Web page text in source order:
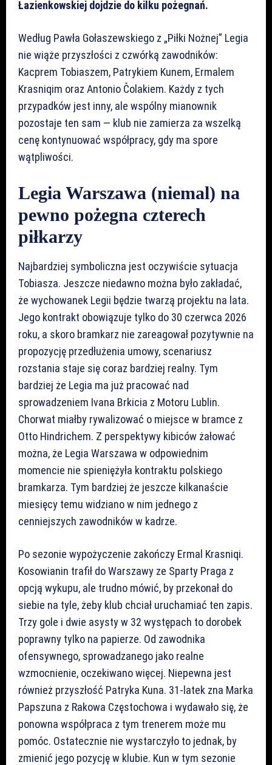
Łazienkowskiej dojdzie do kilku pożegnań.
Według Pawła Gołaszewskiego z „Piłki Nożnej” Legia
nie wiąże przyszłości z czwórką zawodników:
Kacprem Tobiaszem, Patrykiem Kunem, Ermalem
Krasniqim oraz Antonio Čolakiem. Każdy z tych
przypadków jest inny, ale wspólny mianownik
pozostaje ten sam — klub nie zamierza za wszelką
cenę kontynuować współpracy, gdy ma spore
wątpliwości.
Legia Warszawa (niemal) na
pewno pożegna czterech
piłkarzy
Najbardziej symboliczna jest oczywiście sytuacja
Tobiasza. Jeszcze niedawno można było zakładać,
że wychowanek Legii będzie twarzą projektu na lata.
Jego kontrakt obowiązuje tylko do 30 czerwca 2026
roku, a skoro bramkarz nie zareagował pozytywnie na
propozycję przedłużenia umowy, scenariusz
rozstania staje się coraz bardziej realny. Tym
bardziej że Legia ma już pracować nad
sprowadzeniem Ivana Brkicia z Motoru Lublin.
Chorwat miałby rywalizować o miejsce w bramce z
Otto Hindrichem. Z perspektywy kibiców żałować
można, że Legia Warszawa w odpowiednim
momencie nie spieniężyła kontraktu polskiego
bramkarza. Tym bardziej że jeszcze kilkanaście
miesięcy temu widziano w nim jednego z
cenniejszych zawodników w kadrze.
Po sezonie wypożyczenie zakończy Ermal Krasniqi.
Kosowianin trafił do Warszawy ze Sparty Praga z
opcją wykupu, ale trudno mówić, by przekonał do
siebie na tyle, żeby klub chciał uruchamiać ten zapis.
Trzy gole i dwie asysty w 32 występach to dorobek
poprawny tylko na papierze. Od zawodnika
ofensywnego, sprowadzanego jako realne
wzmocnienie, oczekiwano więcej. Niepewna jest
również przyszłość Patryka Kuna. 31-latek zna Marka
Papszuna z Rakowa Częstochowa i wydawało się, że
ponowna współpraca z tym trenerem może mu
pomóc. Ostatecznie nie wystarczyło to jednak, by
zmienić jego pozycję w klubie. Kun w tym sezonie